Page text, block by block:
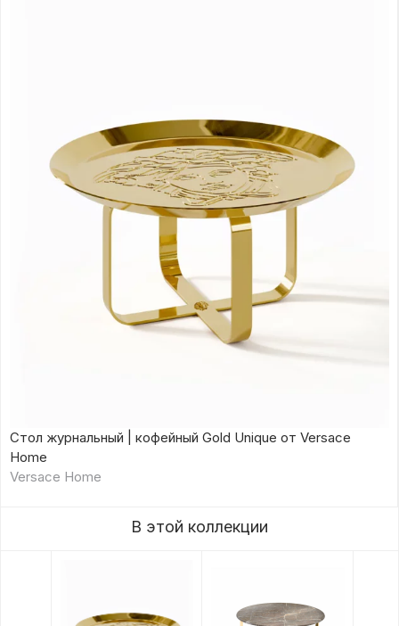
Стол журнальный | кофейный Gold Unique от Versace
Home
Versace Home
В этой коллекции